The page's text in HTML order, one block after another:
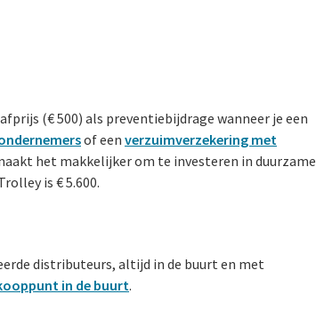
(€ 500) als preventiebijdrage wanneer je een
of een verzuimverzekering met
het makkelijker om te investeren in duurzame
is € 5.600.
distributeurs, altijd in de buurt en met
in de buurt.